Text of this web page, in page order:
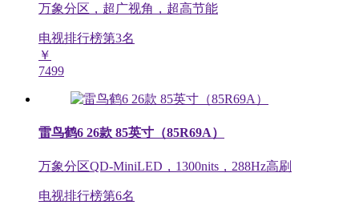
万象分区，超广视角，超高节能
电视排行榜第3名
￥
7499
雷鸟鹤6 26款 85英寸（85R69A）
万象分区QD-MiniLED，1300nits，288Hz高刷
电视排行榜第6名